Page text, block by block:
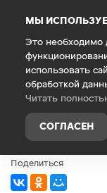
МЫ
Это необходимо
использовать
обработкой
Читать
СОГЛАСЕН
Главная О
CITROËN
ЗВАНИЕ
18 января
Поделиться